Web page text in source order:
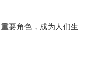
要角色，成为人们生